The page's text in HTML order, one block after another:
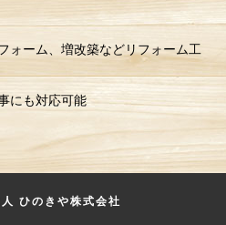
ォーム、増改築などリフォーム工
にも対応可能
ひのきや株式会社